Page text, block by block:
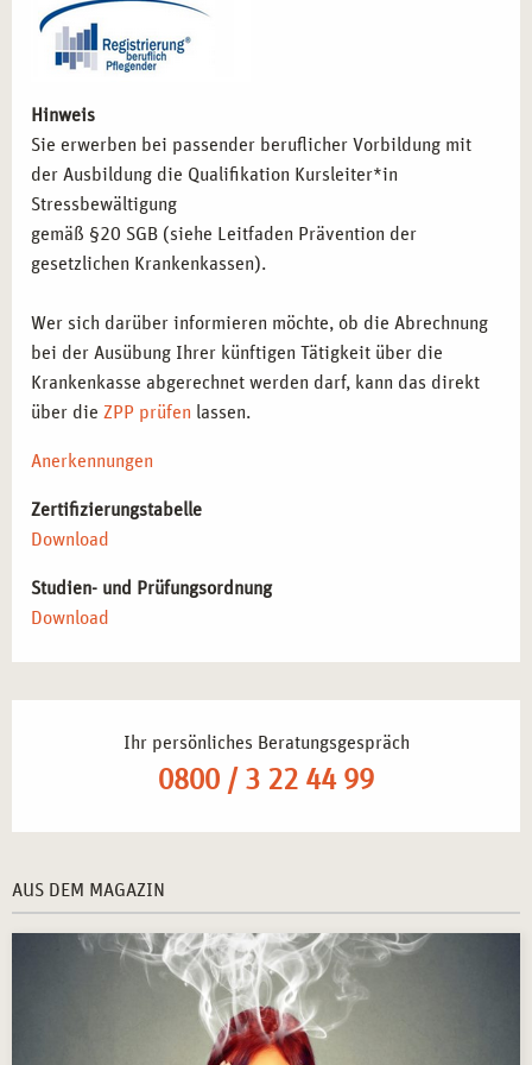
Therapeut*innen und Gesundheitsberater*innen
Stressbewältigung als Präventionsmaßnahme in ihre
Arbeit integrieren möchten.
Selbstständige Kursleiter*innen
Trainings zur Stressbewältigung für verschiedene
Zielgruppen anbieten möchten.
NEUE KARRIEREWEGE IN STUTTGART:
STRESSMANAGEMENT ALS
Mit dieser Qualifikation eröffnen sich zahlreiche berufliche
Möglichkeiten in der Gesundheitsförderung und
Gesundheitszentren, Kliniken und Unternehmen
Förderung von Entspannung und mentaler Resilienz.
Implementierung von Stressbewältigungsprogrammen
durch gezielte Stressreduktion.
Integration von Stressmanagement-Techniken in den
Stressbewältigung– Durchführung individueller Kurse
und Workshops für verschiedene Zielgruppen.
Fachbereichen– Vertiefung der Kenntnisse in
Gesundheitscoaching.
IHR ABSCHLUSS: KURSLEITUNG
STRESSBEWÄLTIGUNG –
ZUKUNFTSPERSPEKTIVEN IN STUTTGART
Hinweis
Sie erwerben bei passender beruflicher Vorbildung mit
der Ausbildung die Qualifikation Kursleiter*in
Stressbewältigung
gemäß §20 SGB (siehe Leitfaden Prävention der
gesetzlichen Krankenkassen).
Wer sich darüber informieren möchte, ob die Abrechnung
bei der Ausübung Ihrer künftigen Tätigkeit über die
Krankenkasse abgerechnet werden darf, kann das direkt
über die ZPP prüfen lassen.
Anerkennungen
Zertifizierungstabelle
Download
Studien- und Prüfungsordnung
Download
Ihr persönliches Beratungsgespräch
0800 / 3 22 44 99
AUS DEM MAGAZIN